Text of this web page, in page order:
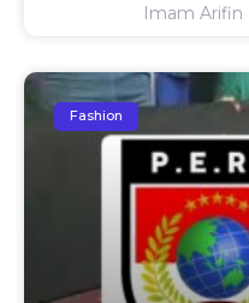
Imam Arifin
Fashion